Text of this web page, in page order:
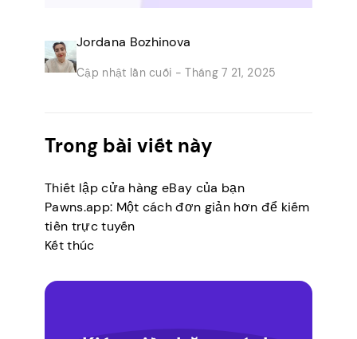
Jordana Bozhinova
Cập nhật lần cuối - Tháng 7 21, 2025
Trong bài viết này
Thiết lập cửa hàng eBay của bạn
Pawns.app: Một cách đơn giản hơn để kiếm
tiền trực tuyến
Kết thúc